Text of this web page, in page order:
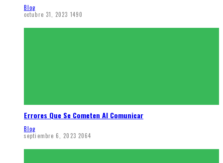
Blog
octubre 31, 2023 1490
Errores Que Se Cometen Al Comunicar
Blog
septiembre 6, 2023 2064